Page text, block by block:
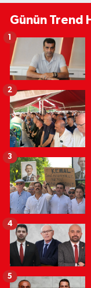
Günün Trend
1
2
3
4
5